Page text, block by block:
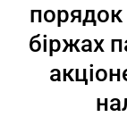
біржах